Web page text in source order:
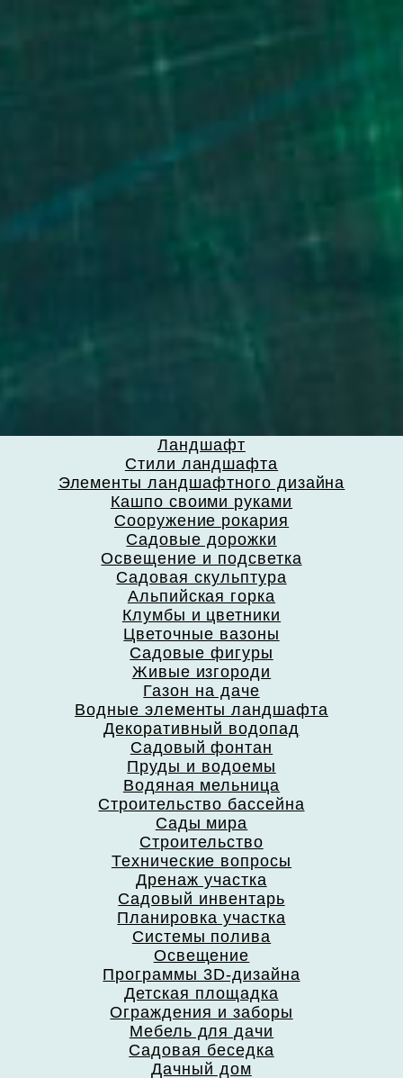
Ландшафт
Стили ландшафта
Элементы ландшафтного дизайна
Кашпо своими руками
Сооружение рокария
Садовые дорожки
Освещение и подсветка
Садовая скульптура
Альпийская горка
Клумбы и цветники
Цветочные вазоны
Садовые фигуры
Живые изгороди
Газон на даче
Водные элементы ландшафта
Декоративный водопад
Садовый фонтан
Пруды и водоемы
Водяная мельница
Строительство бассейна
Сады мира
Строительство
Технические вопросы
Дренаж участка
Садовый инвентарь
Планировка участка
Системы полива
Освещение
Программы 3D-дизайна
Детская площадка
Ограждения и заборы
Мебель для дачи
Садовая беседка
Дачный дом